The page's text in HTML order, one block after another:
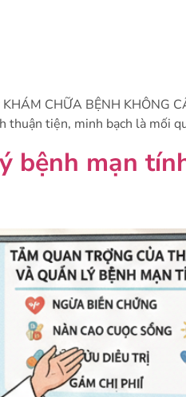
CHỮA BỆNH KHÔNG
thuận tiện, minh bạch là mối
bệnh mạn